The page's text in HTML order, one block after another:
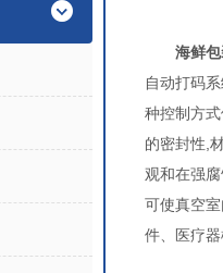
海鲜
自动打码
种控制方
的密封性,
观和在强
可使真空
件、医疗